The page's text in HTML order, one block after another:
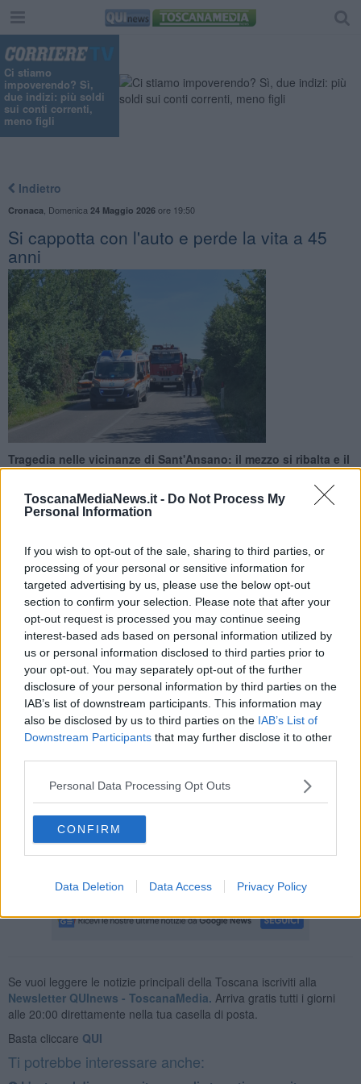
ToscanaMediaNews.it - Do Not Process My
Personal Information
If you wish to opt-out of the sale, sharing to third parties, or
processing of your personal or sensitive information for
targeted advertising by us, please use the below opt-out
section to confirm your selection. Please note that after your
opt-out request is processed you may continue seeing
interest-based ads based on personal information utilized by
us or personal information disclosed to third parties prior to
your opt-out. You may separately opt-out of the further
disclosure of your personal information by third parties on the
IAB’s list of downstream participants. This information may
also be disclosed by us to third parties on the IAB’s List of
Downstream Participants that may further disclose it to other
Personal Data Processing Opt Outs
CONFIRM
Data Deletion Data Access Privacy Policy
Ci stiamo
impoverendo? Sì,
due indizi: più soldi
sui conti correnti,
meno figli
Indietro
Cronaca Domenica 24 Maggio 2026ore 19:50
Si cappotta con l'auto e perde la vita a 45
anni
Tragedia nelle vicinanze di Sant'Ansano: il mezzo si ribalta e il
conducente muore nell'incidente. Inutile l'intervento dei
soccorritori del 118
VINCI —Incidente mortale lungo via Pietramarina in località
Sant'Ansano, nel territorio comunale di Vinci. Un uomo di 45 anni
alla guida della propria auto, è morto dopo essere finito fuori
strada. Il mezzo, inoltre,si è cappottato.
Secondo una prima ricostruzione, il 45enne avrebbe perso il
controllo dell'auto, per cause che ancora devono essere appurate.
Una volta giunti sul posto, i soccorritori del 118hanno tentato di
rianimarlo a lungo, purtroppo senza successo.
Sul posto sono intervenuti anche i Vigili del fuoco
, impegnati con
l'autogru nella rimozione del mezzo e nella messa in sicurezza del
luogo dell'incidente, e anche i
Municipale.
Anche il sindaco di Vinci, Daniele Vanni, si è presentato sul posto:
Se vuoi leggere le notizie principali della Toscana iscriviti alla
Newsletter QUInews - ToscanaMedia. Arriva gratis tutti i giorni
alle 20:00 direttamente nella tua casella di posta.
Basta cliccare QUI
Ti potrebbe interessare anche: